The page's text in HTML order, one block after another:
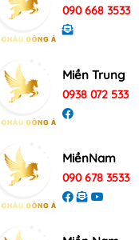
090 668 3533
Miền Trung
0938 072 533
MiềnNam
090 678 3533